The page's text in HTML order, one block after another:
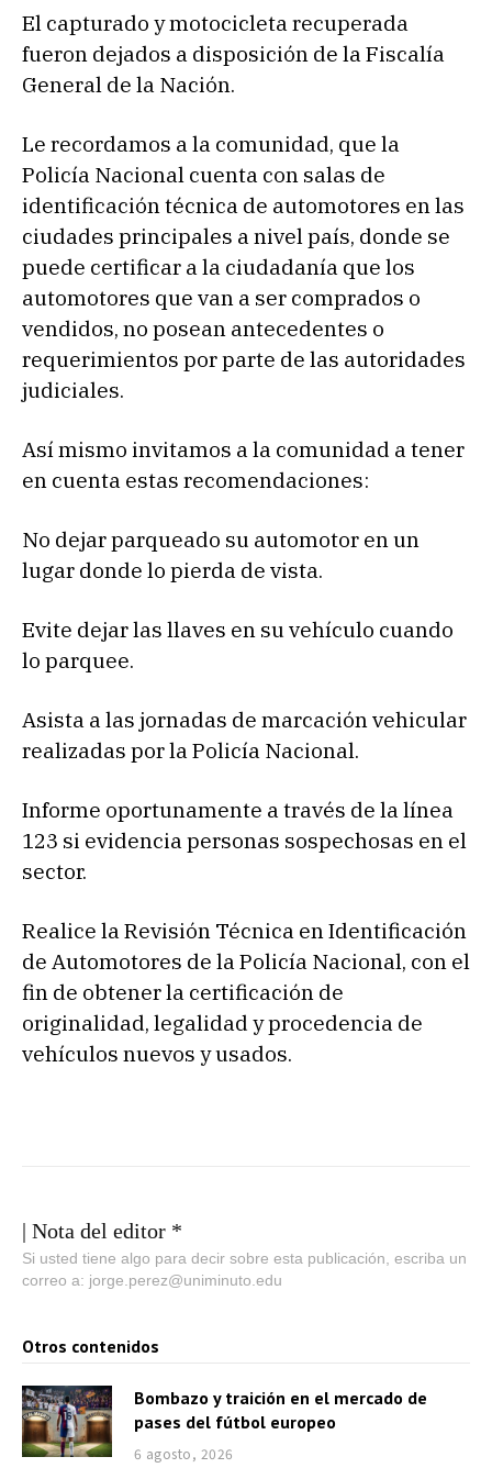
El capturado y motocicleta recuperada
fueron dejados a disposición de la Fiscalía
General de la Nación.
Le recordamos a la comunidad, que la
Policía Nacional cuenta con salas de
identificación técnica de automotores en las
ciudades principales a nivel país, donde se
puede certificar a la ciudadanía que los
automotores que van a ser comprados o
vendidos, no posean antecedentes o
requerimientos por parte de las autoridades
judiciales.
Así mismo invitamos a la comunidad a tener
en cuenta estas recomendaciones:
No dejar parqueado su automotor en un
lugar donde lo pierda de vista.
Evite dejar las llaves en su vehículo cuando
lo parquee.
Asista a las jornadas de marcación vehicular
realizadas por la Policía Nacional.
Informe oportunamente a través de la línea
123 si evidencia personas sospechosas en el
sector.
Realice la Revisión Técnica en Identificación
de Automotores de la Policía Nacional, con el
fin de obtener la certificación de
originalidad, legalidad y procedencia de
vehículos nuevos y usados.
| Nota del editor *
Si usted tiene algo para decir sobre esta publicación, escriba un
correo a: jorge.perez@uniminuto.edu
Otros contenidos
Bombazo y traición en el mercado de
pases del fútbol europeo
6 agosto, 2026